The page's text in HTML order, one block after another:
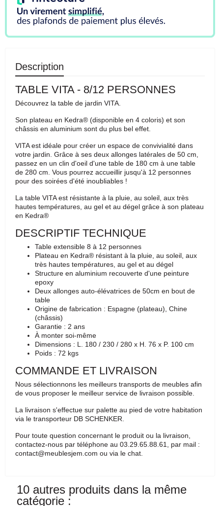
Description
TABLE VITA - 8/12 PERSONNES
Découvrez la table de jardin VITA.
Son plateau en Kedra® (disponible en 4 coloris) et son
châssis en aluminium sont du plus bel effet.
VITA est idéale pour créer un espace de convivialité dans
votre jardin. Grâce à ses deux allonges latérales de 50 cm,
passez en un clin d'oeil d'une table de 180 cm à une table
de 280 cm. Vous pourrez accueillir jusqu'à 12 personnes
pour des soirées d'été inoubliables !
La table VITA est résistante à la pluie, au soleil, aux très
hautes températures, au gel et au dégel grâce à son plateau
en Kedra®
DESCRIPTIF TECHNIQUE
Table extensible 8 à 12 personnes
Plateau en Kedra® résistant à la pluie, au soleil, aux
très hautes températures, au gel et au dégel
Structure en aluminium recouverte d'une peinture
epoxy
Deux allonges auto-élévatrices de 50cm en bout de
table
Origine de fabrication : Espagne (plateau), Chine
(châssis)
Garantie : 2 ans
À monter soi-même
Dimensions : L. 180 / 230 / 280 x H. 76 x P. 100 cm
Poids : 72 kgs
COMMANDE ET LIVRAISON
Nous sélectionnons les meilleurs transports de meubles afin
de vous proposer le meilleur service de livraison possible.
La livraison s'effectue sur palette au pied de votre habitation
via le transporteur DB SCHENKER.
Pour toute question concernant le produit ou la livraison,
contactez-nous par téléphone au 03.29.65.88.61, par mail :
contact@meublesjem.com ou via le chat.
10 autres produits dans la même
catégorie :